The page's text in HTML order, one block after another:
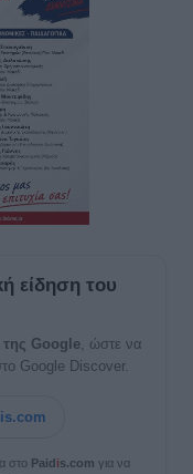
είδηση του
Google, ώστε να
Google Discover.
στο Paidis.com για να